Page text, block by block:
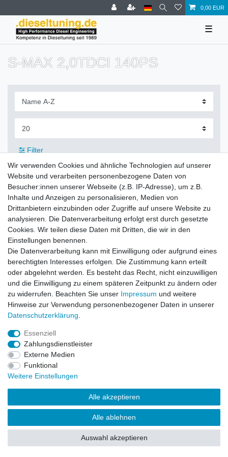
0,00 EUR
☰
S-MAX 2,0TDCI 140PS
Filter
Zahlung und Versand
Daten­schutz­erklärung
Barrierefreiheitserklärung Widerrufs­recht
Vertrag widerrufen
© Copyright 2026 | Alle Rechte vorbehalten.
Wir verwenden Cookies und ähnliche Technologien auf unserer
Website und verarbeiten personenbezogene Daten von
Besucher:innen unserer Webseite (z.B. IP-Adresse), um z.B.
Inhalte und Anzeigen zu personalisieren, Medien von
Drittanbietern einzubinden oder Zugriffe auf unsere Website zu
analysieren. Die Datenverarbeitung erfolgt erst durch gesetzte
Cookies. Wir teilen diese Daten mit Dritten, die wir in den
Einstellungen benennen.
Die Datenverarbeitung kann mit Einwilligung oder aufgrund eines
berechtigten Interesses erfolgen. Die Zustimmung kann erteilt
oder abgelehnt werden. Es besteht das Recht, nicht einzuwilligen
und die Einwilligung zu einem späteren Zeitpunkt zu ändern oder
zu widerrufen. Beachten Sie unser Impressum und weitere
Hinweise zur Verwendung personenbezogener Daten in unserer
Daten­schutz­erklärung
Essenziell
Zahlungsdienstleister
Externe Medien
Funktional
Weitere Einstellungen
Alle akzeptieren
Alle ablehnen
Auswahl akzeptieren